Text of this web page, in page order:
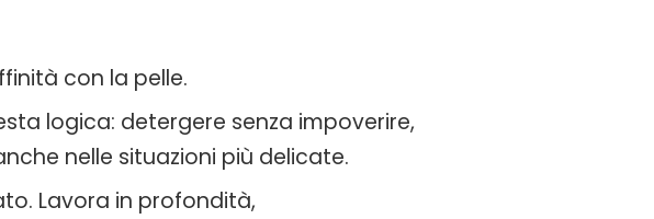
con la pelle.
logica: detergere senza impoverire,
nelle situazioni più delicate.
Lavora in profondità,